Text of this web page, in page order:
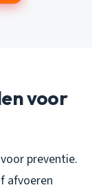
voor
preventie.
afvoeren